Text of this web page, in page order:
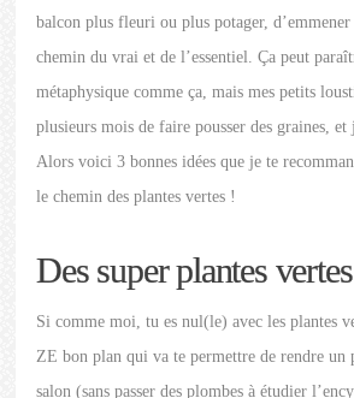
balcon plus fleuri ou plus potager, d’emmener
chemin du vrai et de l’essentiel. Ça peut
métaphysique comme ça, mais mes petits
plusieurs mois de faire pousser des graines,
Alors voici 3 bonnes idées que je te
le chemin des plantes vertes !
Des super plantes vertes
Si comme moi, tu es nul(le) avec les plantes
ZE bon plan qui va te permettre de rendre un
salon (sans passer des plombes à étudier